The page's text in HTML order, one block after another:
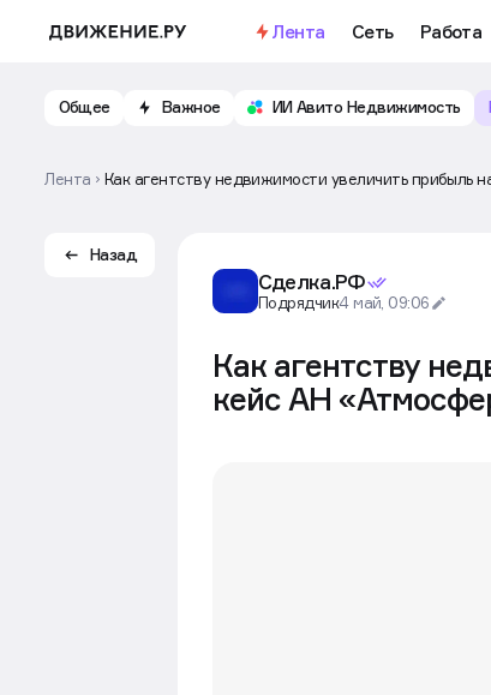
Лента Сеть Работа
Общее Важное ИИ Авито Недвижимость
Лента Как агентству недвижимости увеличить прибыль
Назад
Сделка.РФ
Подрядчик4 май, 09:06
Как агентству
кейс АН